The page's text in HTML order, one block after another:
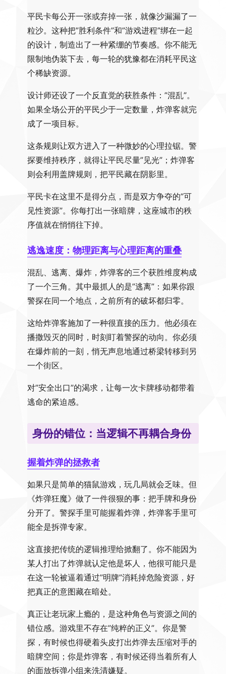
平民卡每公开一张或弃掉一张，就像沙漏漏了一
粒沙。这种把”胜利条件”和”游戏进程”绑在一起
的设计，制造出了一种紧绷的节奏感。你不能无
限制地伪装下去，每一轮的犹豫都在消耗平民这
个稀缺资源。
设计师还设了一个反直觉的获胜条件：”混乱”。
如果全场公开的平民少于一定数量，炸弹客就完
成了一项目标。
这条规则让双方进入了一种微妙的心理拉锯。警
探要维持秩序，就得让平民尽量”见光”；炸弹客
则会利用盖牌规则，把平民藏在阴影里。
平民卡在这里不是得分点，而是双方争夺的”可
见性资源”。你每打出一张暗牌，这座城市的秩
序值就在悄悄往下掉。
逃逸速度：物理距离与心理距离的重叠
混乱、逃离、爆炸，炸弹客的三个获胜维度构成
了一个三角。其中最抓人的是”逃离”：如果你跟
警探在同一个地点，之前所有的破坏都归零。
这给炸弹客施加了一种很直接的压力。他必须在
播撒毁灭的同时，时刻盯着警探的动向。你必须
在爆炸前的一刻，悄无声息地通过桥梁转移到另
一个街区。
对”安全出口”的渴求，让每一次卡牌移动都带着
逃命的紧迫感。
身份的错位：当逻辑不再耦合身份
握着炸弹的拯救者
如果只是简单的猫鼠游戏，玩几局就会乏味。但
《炸弹狂魔》做了一件很狠的事：把手牌和身份
分开了。警探手里可能握着炸弹，炸弹客手里可
能全是拆弹专家。
这直接把传统的逻辑推理给掀翻了。你不能因为
某人打出了炸弹就认定他是坏人，他很可能只是
在这一轮被逼着通过”明牌”消耗掉危险资源，好
把真正的意图藏在暗处。
真正让老玩家上瘾的，是这种角色与资源之间的
错位感。游戏里不存在”纯粹的正义”。你是警
探，有时候也得硬着头皮打出炸弹去压缩对手的
暗牌空间；你是炸弹客，有时候还得当着所有人
的面放拆弹小组来洗清嫌疑。